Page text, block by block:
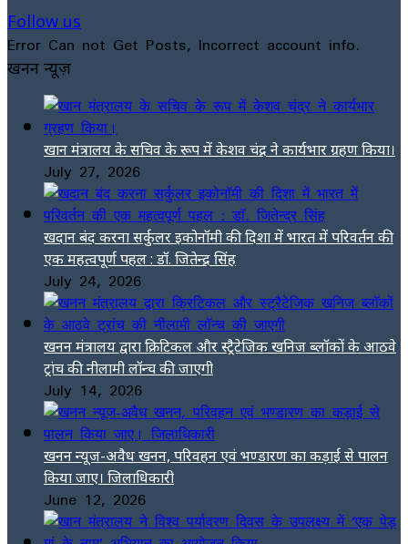
Follow us
Error Can not Get Posts, Incorrect account info.
खनन न्यूज़
खान मंत्रालय के सचिव के रूप में केशव चंद्र ने कार्यभार ग्रहण किया।
July 27, 2026
खदान बंद करना सर्कुलर इकोनॉमी की दिशा में भारत में परिवर्तन की
एक महत्वपूर्ण पहल : डॉ. जितेन्द्र सिंह
July 24, 2026
खनन मंत्रालय द्वारा क्रिटिकल और स्ट्रैटेजिक खनिज ब्लॉकों के आठवे
ट्रांच की नीलामी लॉन्च की जाएगी
July 14, 2026
खनन न्यूज-अवैध खनन, परिवहन एवं भण्डारण का कड़ाई से पालन
किया जाए। जिलाधिकारी
June 12, 2026